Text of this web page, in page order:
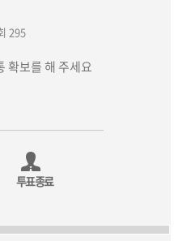
295
확보를 해 주세요
투표종료